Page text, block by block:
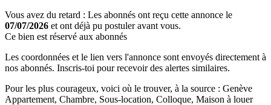
Vous avez du retard : Les abonnés ont reçu cette annonce le
07/07/2026 et ont déjà pu postuler avant vous.
Ce bien est réservé aux abonnés
Les coordonnées et le lien vers l'annonce sont envoyés directement à
nos abonnés. Inscris-toi pour recevoir des alertes similaires.
Pour les plus courageux, voici où le trouver, à la source : Genève
Appartement, Chambre, Sous-location, Colloque, Maison à louer